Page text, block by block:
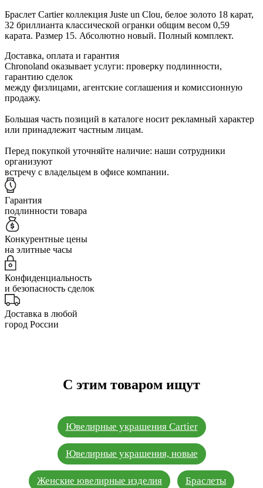
Браслет Cartier коллекция Juste un Clou, белое золото 18 карат,
32 бриллианта классической огранки общим весом 0,59
карата. Размер 15. Абсолютно новый. Полный комплект.
Доставка, оплата и гарантия
Chronoland оказывает услуги: проверку подлинности,
гарантию сделок
между физлицами, агентские соглашения и комиссионную
продажу.
Большая часть позиций в каталоге носит рекламный характер
или принадлежит частным лицам.
Перед покупкой уточняйте наличие: наши сотрудники
организуют
встречу с владельцем в офисе компании.
Гарантия
подлинности товара
Конкурентные цены
на элитные часы
Конфиденциальность
и безопасность сделок
Доставка в любой
город России
С этим товаром ищут
Ювелирные украшения Cartier
Ювелирные украшения, новые
Женские ювелирные изделия Браслеты